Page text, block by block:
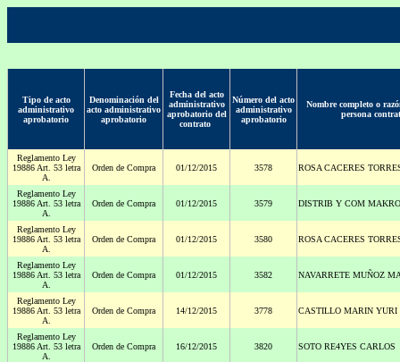
Tipo de acto
administrativo
aprobatorio
Denominación del
acto administrativo
aprobatorio
Fecha del acto
administrativo
aprobatorio del
contrato
Número del acto
administrativo
aprobatorio
Nombre completo o
persona
Reglamento Ley
19886 Art. 53 letra
A.
Orden de Compra 01/12/2015 3578 ROSA CACERES
Reglamento Ley
19886 Art. 53 letra
A.
Orden de Compra 01/12/2015 3579 DISTRIB Y COM
Reglamento Ley
19886 Art. 53 letra
A.
Orden de Compra 01/12/2015 3580 ROSA CACERES
Reglamento Ley
19886 Art. 53 letra
A.
Orden de Compra 01/12/2015 3582 NAVARRETE MUÑOZ
Reglamento Ley
19886 Art. 53 letra
A.
Orden de Compra 14/12/2015 3778 CASTILLO MARIN YURI
Reglamento Ley
19886 Art. 53 letra
A.
Orden de Compra 16/12/2015 3820 SOTO RE4YES CARLOS